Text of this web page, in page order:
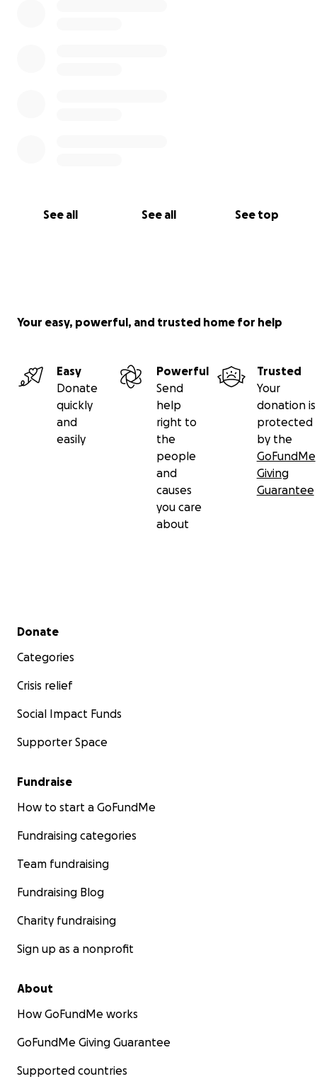
See all See all See top
Your easy, powerful, and trusted home for help
Easy
Donate
quickly
and
easily
Powerful
Send
help
right to
the
people
and
causes
you care
about
Trusted
Your
donation is
protected
by the
GoFundMe
Giving
Guarantee
Secondary menu
Donate
Categories
Crisis relief
Social Impact Funds
Supporter Space
Fundraise
How to start a GoFundMe
Fundraising categories
Team fundraising
Fundraising Blog
Charity fundraising
Sign up as a nonprofit
About
How GoFundMe works
GoFundMe Giving Guarantee
Supported countries